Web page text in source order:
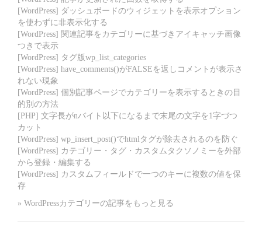
[WordPress] ダッシュボードのウィジェットを表示オプション
を使わずに非表示化する
[WordPress] 関連記事をカテゴリーに基づきアイキャッチ画像
つきで表示
[WordPress] タグ版wp_list_categories
[WordPress] have_comments()がFALSEを返しコメントが表示さ
れない現象
[WordPress] 個別記事ページでカテゴリーを表示するときの目
的別の方法
[PHP] 文字長がnバイト以下になるまで末尾の文字を1字づつ
カット
[WordPress] wp_insert_post()でhtmlタグが除去されるのを防ぐ
[WordPress] カテゴリー・タグ・カスタムタクソノミーを外部
から登録・編集する
[WordPress] カスタムフィールドで一つのキーに複数の値を保
存
» WordPressカテゴリーの記事をもっと見る